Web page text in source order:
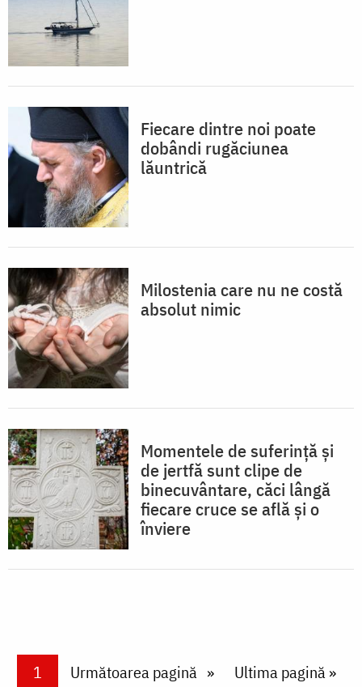
Fiecare dintre noi poate
dobândi rugăciunea
lăuntrică
Milostenia care nu ne costă
absolut nimic
Momentele de suferință și
de jertfă sunt clipe de
binecuvântare, căci lângă
fiecare cruce se află și o
înviere
PaginareCurrent page
1 Next page
Următoarea pagină Last page
Ultima pagină »